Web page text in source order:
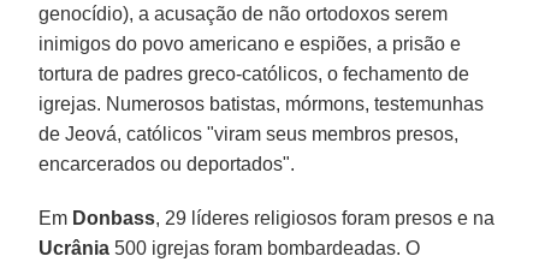
genocídio), a acusação de não ortodoxos serem
inimigos do povo americano e espiões, a prisão e
tortura de padres greco-católicos, o fechamento de
igrejas. Numerosos batistas, mórmons, testemunhas
de Jeová, católicos "viram seus membros presos,
encarcerados ou deportados".
Em Donbass, 29 líderes religiosos foram presos e na
Ucrânia 500 igrejas foram bombardeadas. O